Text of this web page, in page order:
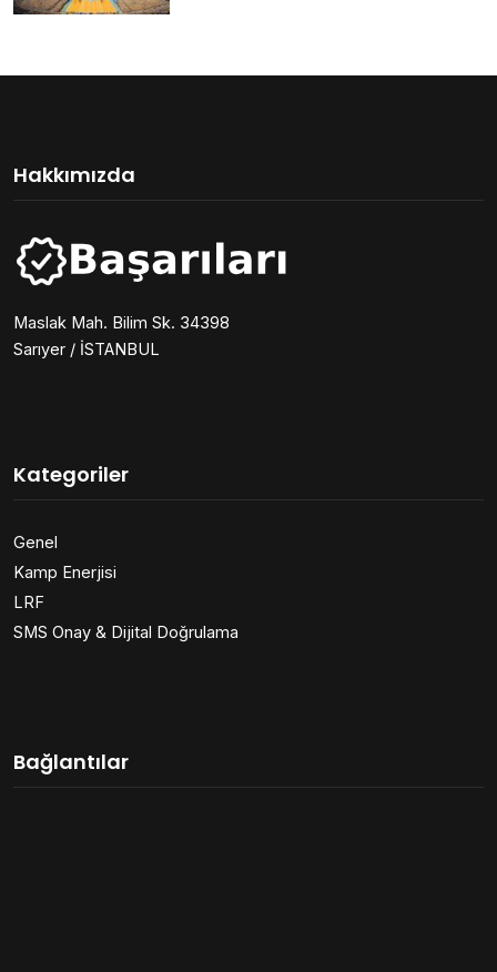
Hakkımızda
Maslak Mah. Bilim Sk. 34398
Sarıyer / İSTANBUL
Kategoriler
Genel
Kamp Enerjisi
LRF
SMS Onay & Dijital Doğrulama
Bağlantılar